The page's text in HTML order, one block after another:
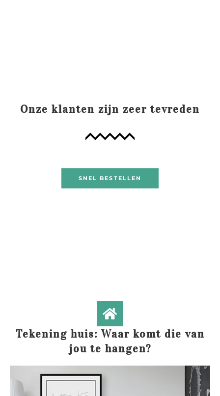
Onze klanten zijn zeer tevreden
SNEL BESTELLEN
Tekening huis: Waar komt die van
jou te hangen?